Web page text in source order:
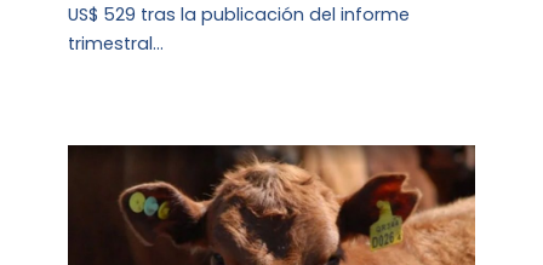
US$ 529 tras la publicación del informe
trimestral…